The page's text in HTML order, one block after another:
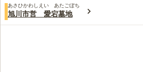
あさひかわしえい あたごぼち
旭川市営 愛宕墓地